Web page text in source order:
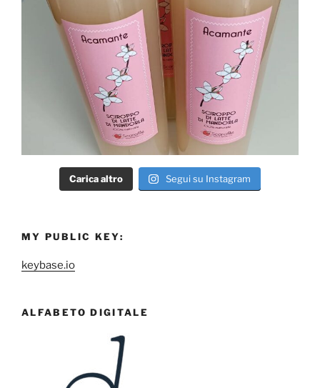
Carica altro Segui su Instagram
MY PUBLIC KEY:
keybase.io
ALFABETO DIGITALE